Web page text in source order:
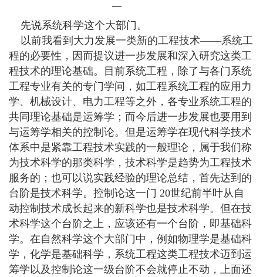
一
先说系统科学这个大部门。
以前我看到大力发展一类新的工程技术——系统工
程的必要性，因而提议进一步发展和深入研究这类工
程技术的理论基础。目前系统工程，除了与各门系统
工程专业有关的专门学问，如工程系统工程的应用力
学、机械设计、电力工程等之外，各专业系统工程的
共同理论基础是运筹学；而今后进一步发展也要用到
与运筹学相关的控制论。但是运筹学在现代科学技术
体系中是紧靠工程技术实践的一般理论，属于我们称
为技术科学的那类科学，技术科学是趋势为工程技术
服务的；也可以说实践经验的理论总结，首先达到的
台阶是技术科学。控制论这一门 20世纪前半叶从自
动控制技术成长起来的新科学也是技术科学。但在技
术科学这个台阶之上，应该还有一个台阶，即基础科
学。在自然科学这个大部门中，例如物理学是基础科
学，化学是基础科学，系统工程这类工程技术迈到运
筹学以及控制论这一级台阶不会就停止不动，上面还